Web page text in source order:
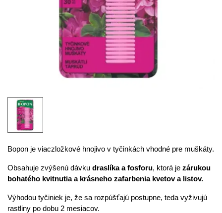
Bopon je viaczložkové hnojivo v tyčinkách vhodné pre muškáty.
Obsahuje zvýšenú dávku draslíka a fosforu, ktorá je zárukou
bohatého kvitnutia a krásneho zafarbenia kvetov a listov.
Výhodou tyčiniek je, že sa rozpúšťajú postupne, teda vyživujú
rastliny po dobu 2 mesiacov.